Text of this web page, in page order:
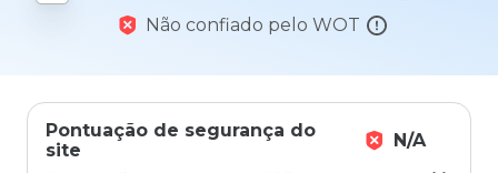
Não confiado pelo WOT
Pontuação de segurança do
site
N/A
este